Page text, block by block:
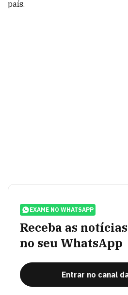
país.
EXAME NO WHATSAPP
Receba as
no seu WhatsApp
Entrar no canal